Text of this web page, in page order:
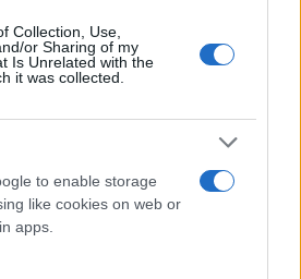
Collection, Use,
or Sharing of my
Is Unrelated with the
it was collected.
to enable storage
like cookies on web or
apps.